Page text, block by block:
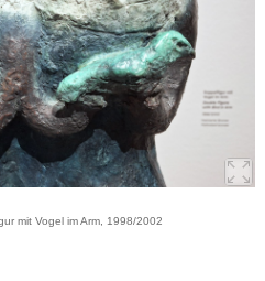
mit Vogel im Arm, 1998/2002